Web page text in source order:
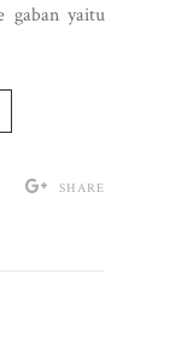
gaban yaitu
SHARE